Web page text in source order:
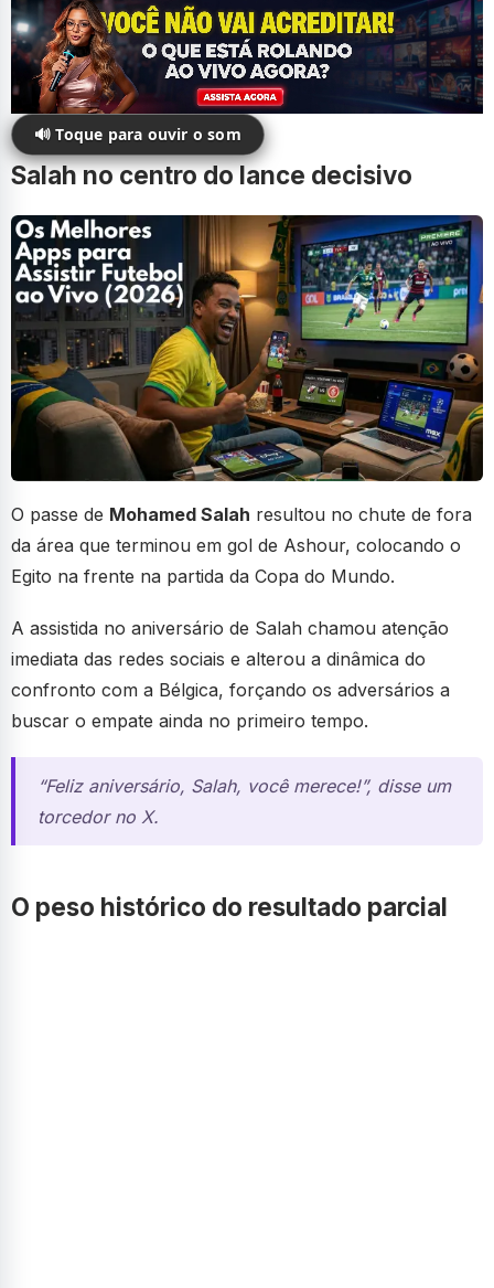
🔊 Toque para ouvir o som
Salah no centro do lance decisivo
O passe de Mohamed Salah resultou no chute de fora
da área que terminou em gol de Ashour, colocando o
Egito na frente na partida da Copa do Mundo.
A assistida no aniversário de Salah chamou atenção
imediata das redes sociais e alterou a dinâmica do
confronto com a Bélgica, forçando os adversários a
buscar o empate ainda no primeiro tempo.
“Feliz aniversário, Salah, você merece!”, disse um
torcedor no X.
O peso histórico do resultado parcial